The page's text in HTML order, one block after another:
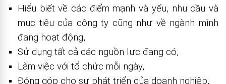
Hiểu biết về các điểm mạnh và yếu, nhu cầu và
mục tiêu của công ty cũng như về ngành mình
đang hoạt động,
Sử dụng tất cả các nguồn lực đang có,
Làm việc với tổ chức mỗi ngày,
Đóng góp cho sự phát triển của doanh nghiệp,